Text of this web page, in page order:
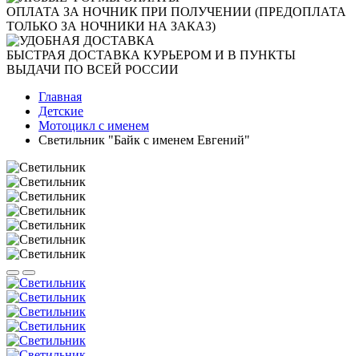
ОПЛАТА ЗА НОЧНИК ПРИ ПОЛУЧЕНИИ (ПРЕДОПЛАТА
ТОЛЬКО ЗА НОЧНИКИ НА ЗАКАЗ)
БЫСТРАЯ ДОСТАВКА КУРЬЕРОМ И В ПУНКТЫ
ВЫДАЧИ ПО ВСЕЙ РОССИИ
Главная
Детские
Мотоцикл с именем
Светильник "Байк с именем Евгений"